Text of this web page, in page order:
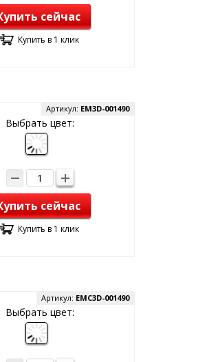
сейчас
Купить в 1 клик
Артикул: EM3D-001490
Выбрать цвет:
сейчас
Купить в 1 клик
Артикул: EMC3D-001490
Выбрать цвет: